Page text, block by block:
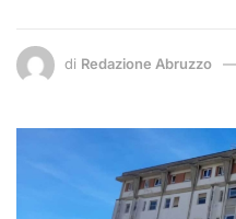
di Redazione Abruzzo